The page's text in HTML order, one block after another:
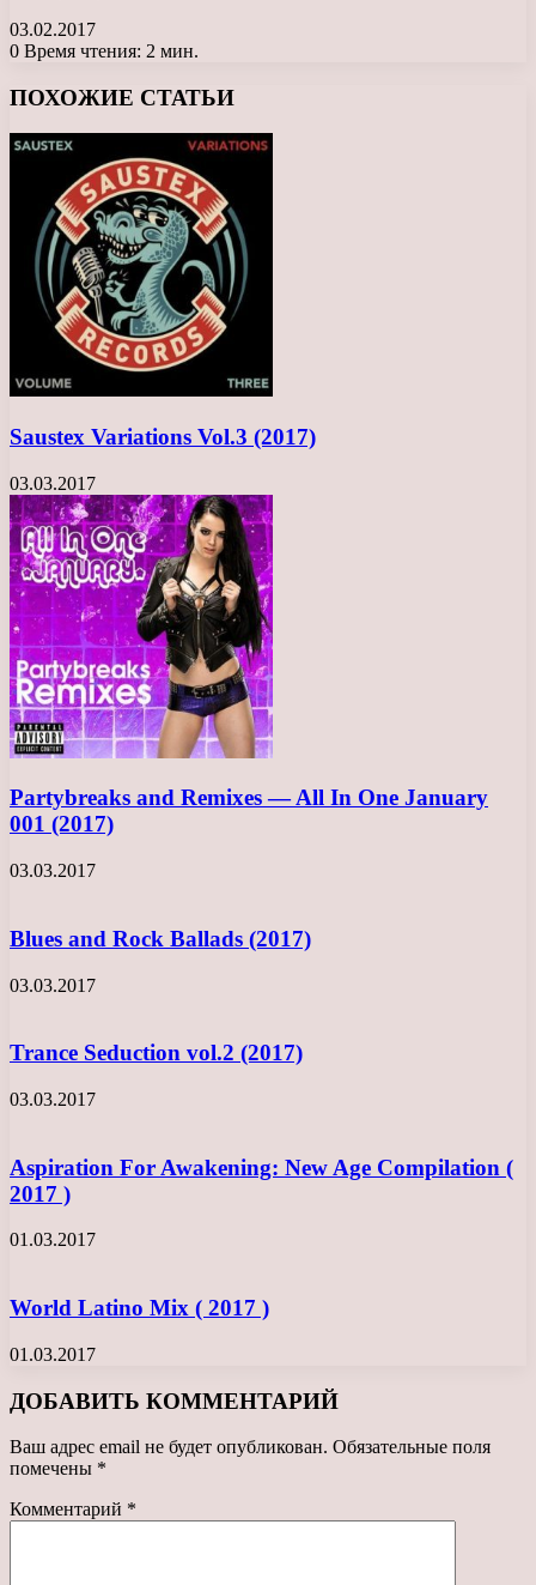
03.02.2017
0 Время чтения: 2 мин.
ПОХОЖИЕ СТАТЬИ
Saustex Variations Vol.3 (2017)
03.03.2017
Partybreaks and Remixes — All In One January
001 (2017)
03.03.2017
Blues and Rock Ballads (2017)
03.03.2017
Trance Seduction vol.2 (2017)
03.03.2017
Aspiration For Awakening: New Age Compilation (
2017 )
01.03.2017
World Latino Mix ( 2017 )
01.03.2017
ДОБАВИТЬ КОММЕНТАРИЙ
Ваш адрес email не будет опубликован. Обязательные поля
помечены *
Комментарий *